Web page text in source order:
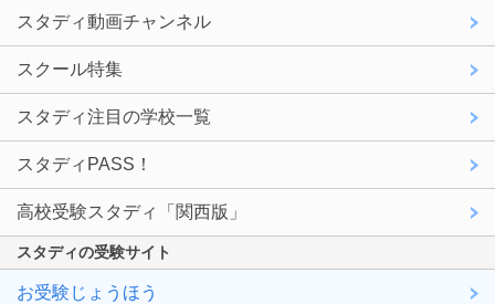
スタディ動画チャンネル
スクール特集
スタディ注目の学校一覧
スタディPASS！
高校受験スタディ「関西版」
スタディの受験サイト
お受験じょうほう